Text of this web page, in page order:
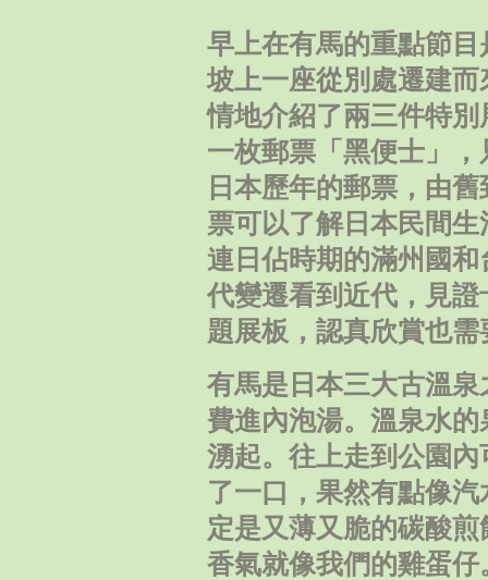
早上在有馬的重點節
坡上一座從別處遷建
情地介紹了兩三件特
一枚郵票「黑便士」
日本歷年的郵票，由
票可以了解日本民間
連日佔時期的滿州國
代變遷看到近代，見
題展板，認真欣賞也
有馬是日本三大古溫
費進內泡湯。溫泉水
湧起。往上走到公園
了一口，果然有點像
定是又薄又脆的碳酸
香氣就像我們的雞蛋